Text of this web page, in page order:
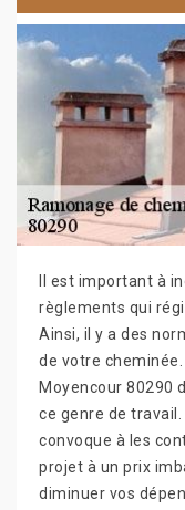
Il est important à
règlements qui
Ainsi, il y a des
de votre
Moyencour 80290
ce genre de
convoque à les
projet à un prix
diminuer vos